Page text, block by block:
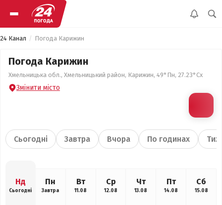
24 Канал Погода Карижин
Погода Карижин
Хмельницька обл., Хмельницький район, Карижин, 49°Пн, 27.23°Сх
Змінити місто
Сьогодні Завтра Вчора По годинах
Нд
Сьогодні
Пн
Завтра
Вт
11.08
Ср
12.08
Чт
13.08
Пт
14.08
Сб
15.08